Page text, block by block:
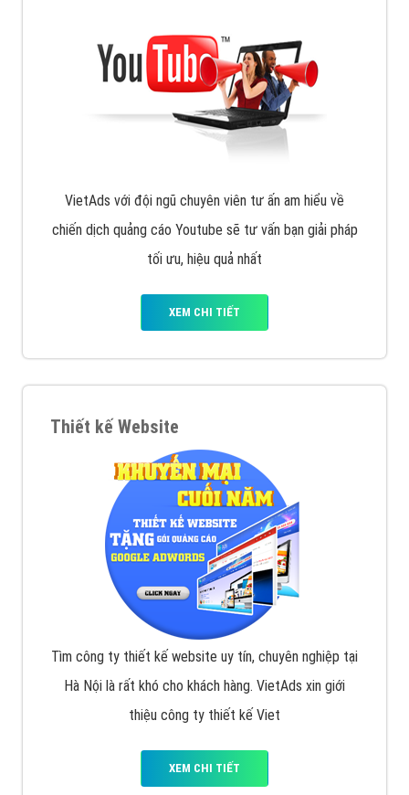
VietAds với đội ngũ chuyên viên tư ấn am hiểu về
chiến dịch quảng cáo Youtube sẽ tư vấn bạn giải pháp
tối ưu, hiệu quả nhất
XEM CHI TIẾT
Thiết kế Website
Tìm công ty thiết kế website uy tín, chuyên nghiệp tại
Hà Nội là rất khó cho khách hàng. VietAds xin giới
thiệu công ty thiết kế Viet
XEM CHI TIẾT